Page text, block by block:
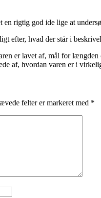
rigtig god ide lige at
efter, hvad der står i
er lavet af, mål for
af, hvordan varen er i
felter er markeret med *